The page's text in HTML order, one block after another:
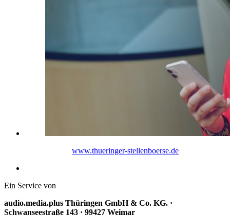
www.thueringer-stellenboerse.de
Ein Service von
audio.media.plus Thüringen GmbH & Co. KG. ·
Schwanseestraße 143 · 99427 Weimar